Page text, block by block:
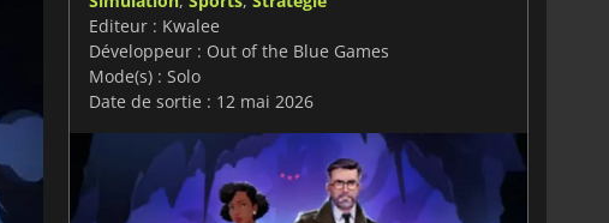
Editeur : Kwalee
Développeur : Out of the Blue Games
Mode(s) : Solo
Date de sortie : 12 mai 2026